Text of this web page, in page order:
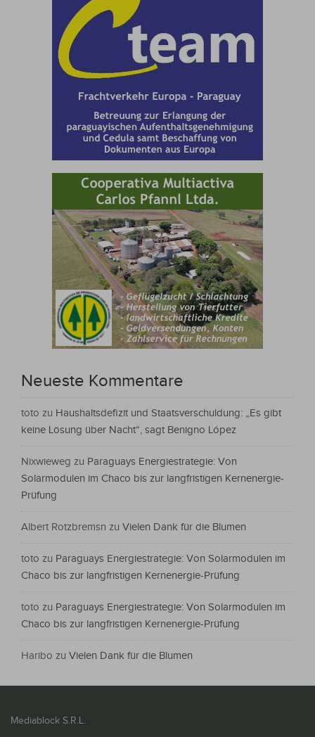
Neueste Kommentare
toto zu Haushaltsdefizit und Staatsverschuldung: „Es gibt
keine Lösung über Nacht“, sagt Benigno López
Nixwieweg zu Paraguays Energiestrategie: Von
Solarmodulen im Chaco bis zur langfristigen Kernenergie-
Prüfung
Albert Rotzbremsn zu Vielen Dank für die Blumen
toto zu Paraguays Energiestrategie: Von Solarmodulen im
Chaco bis zur langfristigen Kernenergie-Prüfung
toto zu Paraguays Energiestrategie: Von Solarmodulen im
Chaco bis zur langfristigen Kernenergie-Prüfung
Haribo zu Vielen Dank für die Blumen
Mediablock S.R.L.